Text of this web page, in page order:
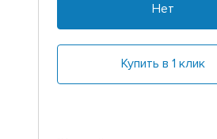
Нет
Купить в 1 клик